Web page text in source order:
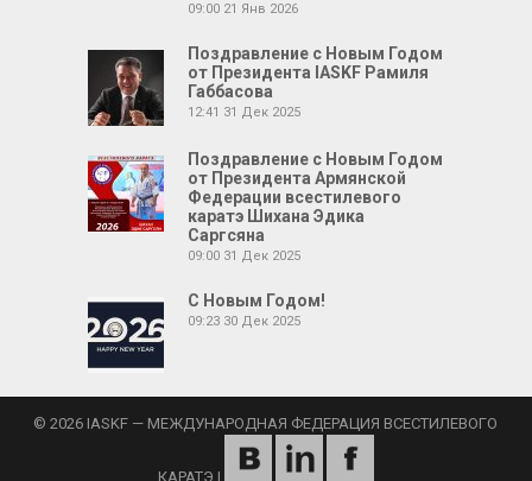
09:00 21 Янв 2026
Поздравление с Новым Годом
от Президента IASKF Рамиля
Габбасова
12:41 31 Дек 2025
Поздравление с Новым Годом
от Президента Армянской
Федерации всестилевого
каратэ Шихана Эдика
Саргсяна
09:00 31 Дек 2025
С Новым Годом!
09:23 30 Дек 2025
© 2026 IASKF — МЕЖДУНАРОДНАЯ ФЕДЕРАЦИЯ ВСЕСТИЛЕВОГО
КАРАТЭ |